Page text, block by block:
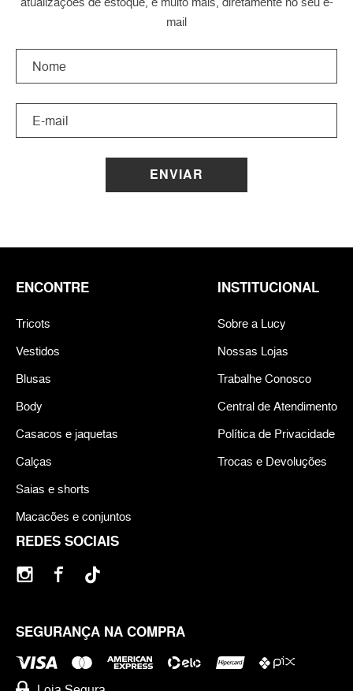
mail
ENVIAR
REDES SOCIAIS
SEGURANÇA NA COMPRA
ENCONTRE
Tricots
Vestidos
Blusas
Body
Casacos e jaquetas
Calças
Saias e shorts
Macacões e conjuntos
INSTITUCIONAL
Sobre a Lucy
Nossas Lojas
Trabalhe Conosco
Central de Atendimento
Política de Privacidade
Trocas e Devoluções